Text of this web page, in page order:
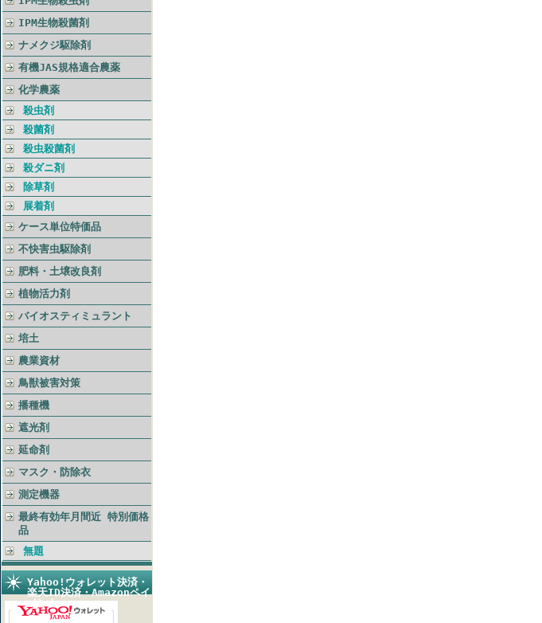
IPM生物殺菌剤
ナメクジ駆除剤
有機JAS規格適合農薬
化学農薬
殺虫剤
殺菌剤
殺虫殺菌剤
殺ダニ剤
除草剤
展着剤
ケース単位特価品
不快害虫駆除剤
肥料・土壌改良剤
植物活力剤
バイオスティミュラント
培土
農業資材
鳥獣被害対策
播種機
遮光剤
延命剤
マスク・防除衣
測定機器
最終有効年月間近 特別価格
品
無題
Yahoo!ウォレット決済・
楽天ID決済・Amazonペイ
メント